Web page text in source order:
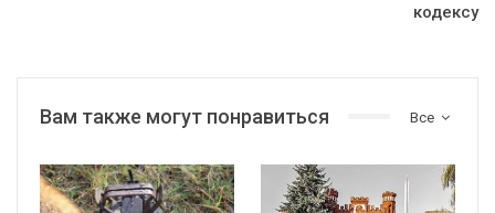
кодексу
Все
Вам также могут понравиться